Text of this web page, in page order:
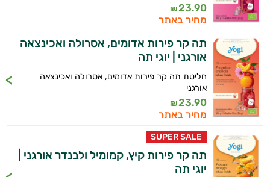
23.90
₪
מחיר באתר
תה קר פירות אדומים, אסרולה ואכינצאה
אורגני | יוגי תה
חליטת תה קר פירות אדומים, אסרולה ואכינצאה
אורגני
23.90
₪
מחיר באתר
SUPER SALE
תה קר פירות קיץ, קמומיל ולבנדר אורגני |
יוגי תה